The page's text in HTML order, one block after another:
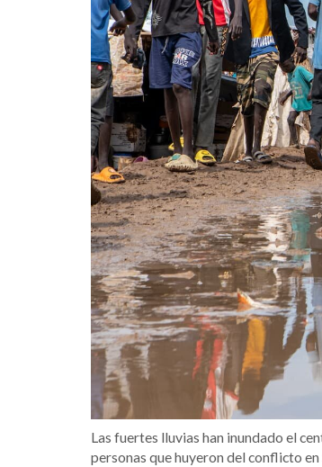
Las fuertes lluvias han inundado el
personas que huyeron del conflicto